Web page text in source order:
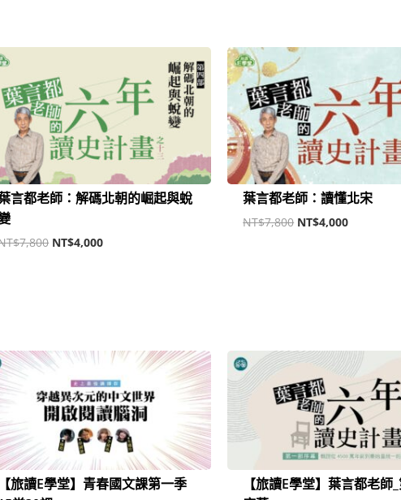
言都老師：解碼北朝的崛起與蛻
7,800
價
格：
NT$7,800。
NT$4,000
格：
NT$4,000。
葉言都老師：讀懂北宋
NT$7,800
原
始
價
格：
NT$7,800。
NT$4,000
價
格：
【旅讀E學堂】青春國文課第一季
原
格：
NT$9,000。
目
價
格：
NT$4,500。
【旅讀E學堂】葉言都老師
原
價
格：
NT$5,500。
目
前
價
格：